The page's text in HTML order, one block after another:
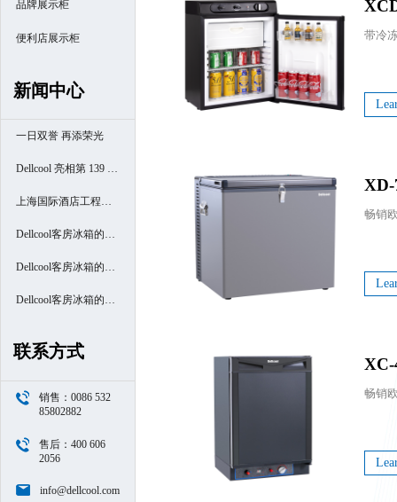
品牌展示柜
便利店展示柜
新闻中心
一日双誉 再添荣光
Dellcool 亮相第 139 届
广交会
上海国际酒店工程设
计与用品博览会
Dellcool客房冰箱的高
端酒店之旅- 厦门南洋
万怡酒店
Dellcool客房冰箱的高
端酒店之旅- 西安高新
Dellcool客房冰箱的高
联系方式
销售：0086 532
85802882
售后：400 606
2056
info@dellcool.com
XD-
XC-